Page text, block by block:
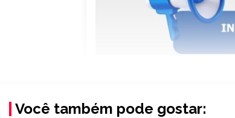
Você também pode gostar: